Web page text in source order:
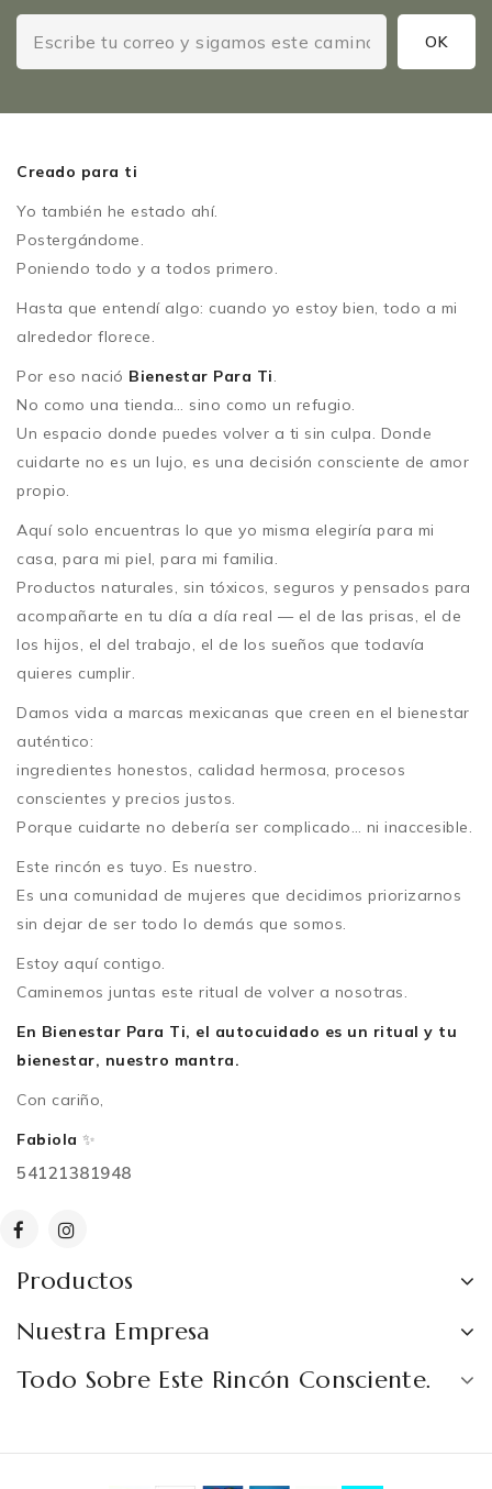
Creado para ti
Yo también he estado ahí.
Postergándome.
Poniendo todo y a todos primero.
Hasta que entendí algo: cuando yo estoy bien, todo a mi
alrededor florece.
Por eso nació Bienestar Para Ti.
No como una tienda… sino como un refugio.
Un espacio donde puedes volver a ti sin culpa. Donde
cuidarte no es un lujo, es una decisión consciente de amor
propio.
Aquí solo encuentras lo que yo misma elegiría para mi
casa, para mi piel, para mi familia.
Productos naturales, sin tóxicos, seguros y pensados para
acompañarte en tu día a día real — el de las prisas, el de
los hijos, el del trabajo, el de los sueños que todavía
quieres cumplir.
Damos vida a marcas mexicanas que creen en el bienestar
auténtico:
ingredientes honestos, calidad hermosa, procesos
conscientes y precios justos.
Porque cuidarte no debería ser complicado… ni inaccesible.
Este rincón es tuyo. Es nuestro.
Es una comunidad de mujeres que decidimos priorizarnos
sin dejar de ser todo lo demás que somos.
Estoy aquí contigo.
Caminemos juntas este ritual de volver a nosotras.
En Bienestar Para Ti, el autocuidado es un ritual y tu
bienestar, nuestro mantra.
Con cariño,
Fabiola ✨
54121381948
Productos
Nuestra Empresa
Todo Sobre Este Rincón Consciente.